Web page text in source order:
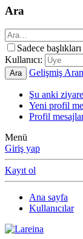
Ara
Sadece
Kullanıcı:
Ara Gelişmiş
Şu anki
Yeni profil
Profil
Menü
Giriş yap
Kayıt ol
Ana sayfa
Kullanıcılar